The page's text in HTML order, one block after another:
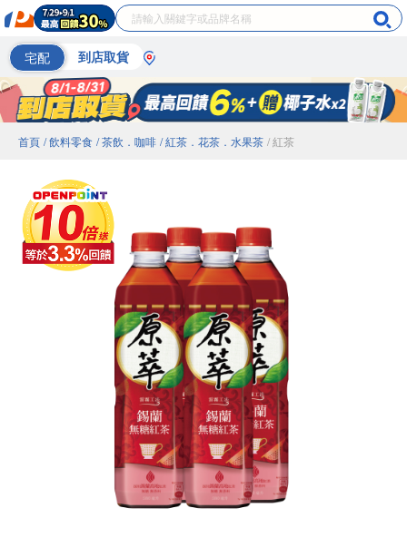
宅配 到店取貨
首頁 / 飲料零食 / 茶飲．咖啡 / 紅茶．花茶．水果茶 / 紅茶